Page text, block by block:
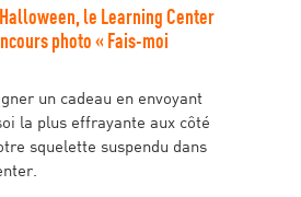
le Learning Center
photo « Fais-moi
un cadeau en envoyant
la plus effrayante aux côté
squelette suspendu dans